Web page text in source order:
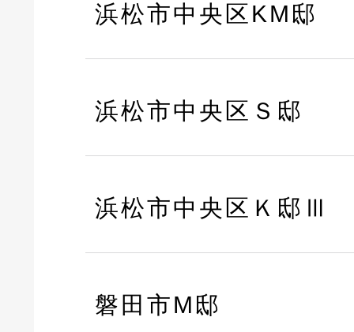
浜松市中央区KM邸
浜松市中央区Ｓ邸
浜松市中央区Ｋ邸Ⅲ
磐田市M邸